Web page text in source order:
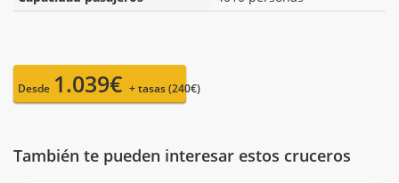
Desde 1.039€ + tasas (240€)
También te pueden interesar estos cruceros